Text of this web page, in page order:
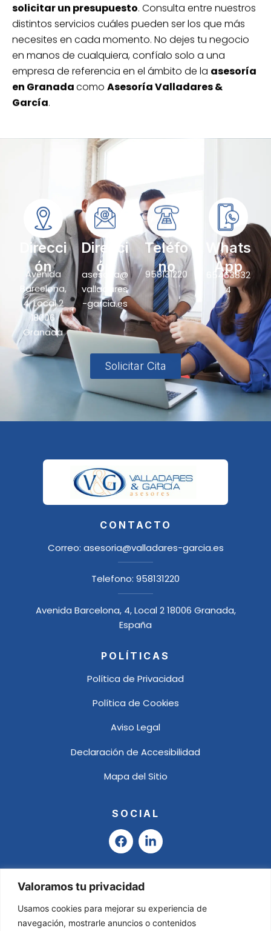
Valoramos tu privacidad
Usamos cookies para mejorar su experiencia de
navegación, mostrarle anuncios o contenidos
solicitar un presupuesto. Consulta entre nuestros
distintos servicios cuáles pueden ser los que más
necesites en cada momento. No dejes tu negocio
en manos de cualquiera, confíalo solo a una
empresa de referencia en el ámbito de la asesoría
en Granadacomo Asesoría Valladares &
García.
Direcci
ón
Avenida
Barcelona,
4, Local 2
18006
Granada
Direcci
ón
asesoria@
valladares
-garcia.es
Teléfo
no
958131220
Whats
App
65463832
4
Solicitar Cita
CONTACTO
Correo: asesoria@valladares-garcia.es
Telefono: 958131220
Avenida Barcelona, 4, Local 2 18006 Granada,
España
POLÍTICAS
Política de Privacidad
Política de Cookies
Aviso Legal
Declaración de Accesibilidad
Mapa del Sitio
SOCIAL
F
a
e
b
o
o
k
L
i
k
i
n